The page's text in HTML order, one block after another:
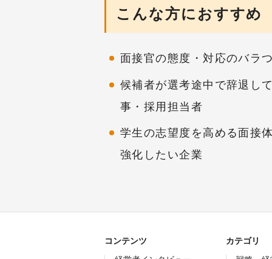
こんな方におすすめ
面接官の態度・対応のバラ
候補者が選考途中で辞退し
事・採用担当者
学生の志望度を高める面接
強化したい企業
コンテンツ
カテゴリ